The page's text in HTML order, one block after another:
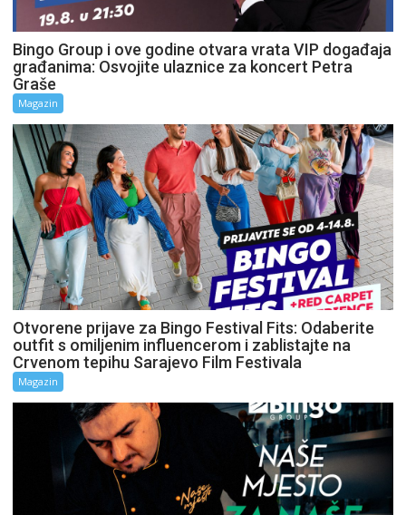
Bingo Group i ove godine otvara vrata VIP događaja
građanima: Osvojite ulaznice za koncert Petra
Graše
Magazin
Otvorene prijave za Bingo Festival Fits: Odaberite
outfit s omiljenim influencerom i zablistajte na
Crvenom tepihu Sarajevo Film Festivala
Magazin